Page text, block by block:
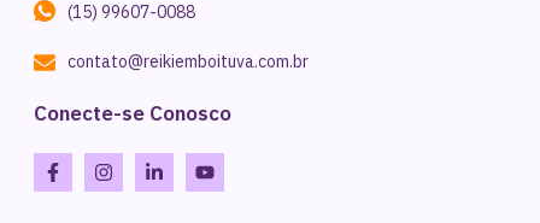
(15) 99607-0088
contato@reikiemboituva.com.br
Conecte-se Conosco